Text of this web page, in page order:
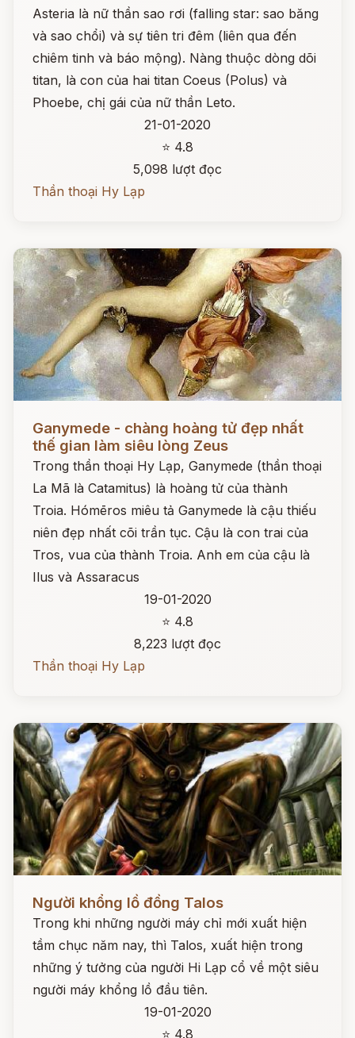
Asteria là nữ thần sao rơi (falling star: sao băng
và sao chổi) và sự tiên tri đêm (liên qua đến
chiêm tinh và báo mộng). Nàng thuộc dòng dõi
titan, là con của hai titan Coeus (Polus) và
Phoebe, chị gái của nữ thần Leto.
21-01-2020
⭐ 4.8
5,098 lượt đọc
Thần thoại Hy Lạp
Ganymede - chàng hoàng tử đẹp nhất
thế gian làm siêu lòng Zeus
Trong thần thoại Hy Lạp, Ganymede (thần thoại
La Mã là Catamitus) là hoàng tử của thành
Troia. Hómēros miêu tả Ganymede là cậu thiếu
niên đẹp nhất cõi trần tục. Cậu là con trai của
Tros, vua của thành Troia. Anh em của cậu là
Ilus và Assaracus
19-01-2020
⭐ 4.8
8,223 lượt đọc
Thần thoại Hy Lạp
Người khổng lồ đồng Talos
Trong khi những người máy chỉ mới xuất hiện
tầm chục năm nay, thì Talos, xuất hiện trong
những ý tưởng của người Hi Lạp cổ về một siêu
người máy khổng lồ đầu tiên.
19-01-2020
⭐ 4.8